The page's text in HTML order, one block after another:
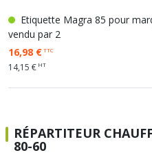
Etiquette Magra 85 pour
vendu par 2
16,98 €TTC
14,15 € HT
RÉPARTITEUR
80-60